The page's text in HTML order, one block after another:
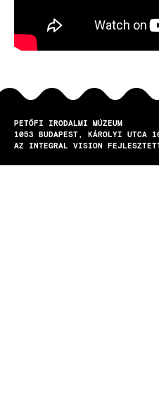
PETŐFI IRODALMI MÚZEUM
1053
BUDAPEST
KÁROLYI UTCA
AZ INTEGRAL VISION